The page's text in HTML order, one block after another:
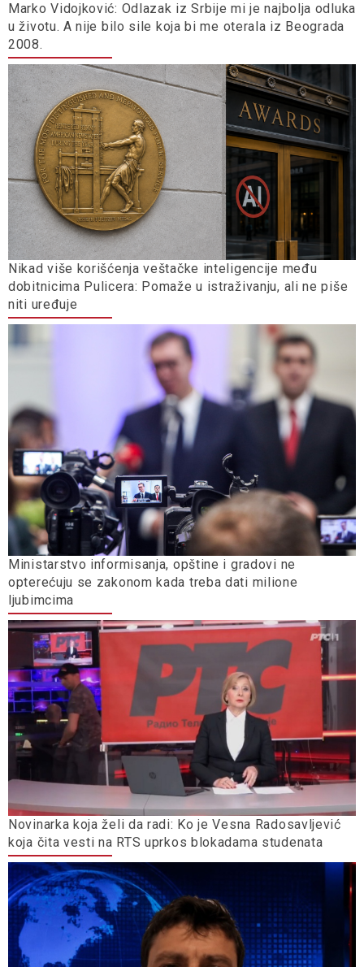
Marko Vidojković: Odlazak iz Srbije mi je najbolja odluka
u životu. A nije bilo sile koja bi me oterala iz Beograda
2008.
Nikad više korišćenja veštačke inteligencije među
dobitnicima Pulicera: Pomaže u istraživanju, ali ne piše
niti uređuje
Ministarstvo informisanja, opštine i gradovi ne
opterećuju se zakonom kada treba dati milione
ljubimcima
Novinarka koja želi da radi: Ko je Vesna Radosavljević
koja čita vesti na RTS uprkos blokadama studenata